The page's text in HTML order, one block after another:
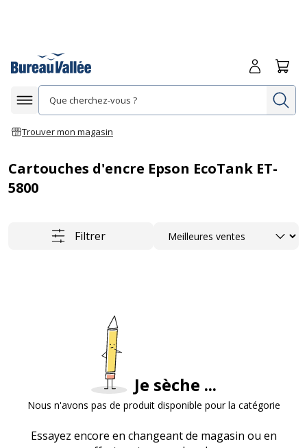
Afficher la navigation
Trouver mon magasin
Me
Cartouches d'encre Epson EcoTank ET-
5800
Filtrer Trier
Je sèche ...
Nous n'avons pas de produit disponible pour la catégorie
Essayez encore en changeant de magasin ou en